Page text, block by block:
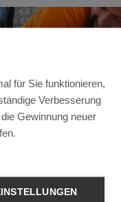
für Sie funktionieren,
Verbesserung
Gewinnung neuer